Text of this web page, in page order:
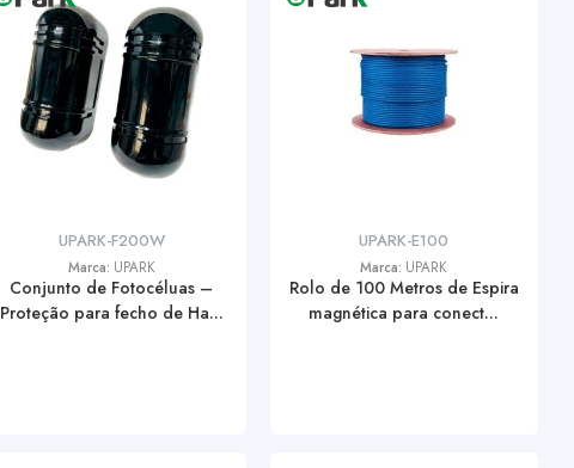
UPARK-F200W
Marca: UPARK
Conjunto de Fotocéluas –
Proteção para fecho de Ha...
UPARK-E100
Marca: UPARK
Rolo de 100 Metros de Espira
magnética para conect...